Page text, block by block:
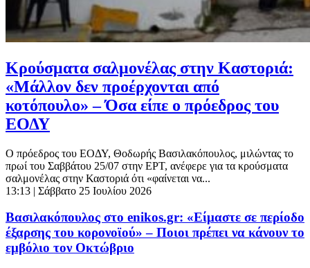
Κρούσματα σαλμονέλας στην Καστοριά:
«Μάλλον δεν προέρχονται από
κοτόπουλο» – Όσα είπε ο πρόεδρος του
ΕΟΔΥ
Ο πρόεδρος του ΕΟΔΥ, Θοδωρής Βασιλακόπουλος, μιλώντας το
πρωί του Σαββάτου 25/07 στην ΕΡΤ, ανέφερε για τα κρούσματα
σαλμονέλας στην Καστοριά ότι «φαίνεται να...
13:13 | Σάββατο 25 Ιουλίου 2026
Βασιλακόπουλος στο enikos.gr: «Είμαστε σε περίοδο
έξαρσης του κορονοϊού» – Ποιοι πρέπει να κάνουν το
εμβόλιο τον Οκτώβριο